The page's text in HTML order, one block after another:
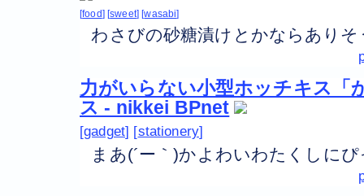
food sweet wasabi
わさびの砂糖漬けとかならありそ
力がいらない小型ホッチキス「
ス - nikkei BPnet
gadget stationery
まあ(´ー｀)かよわいわたくしに